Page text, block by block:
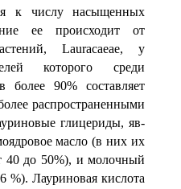
к числу насыщенных
ее проис­ходит от
Lauracaeae, у
ко­торого среди
более 90% составляет
распространенными
глицериды, яв­
масло (в них их
40 до 50%), и молочный
6%). Лауриновая кислота